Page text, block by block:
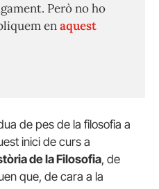
Però no ho
enaquest
de pes de la filosofia a
inici de curs a
de la Filosofia, de
que, de cara a la